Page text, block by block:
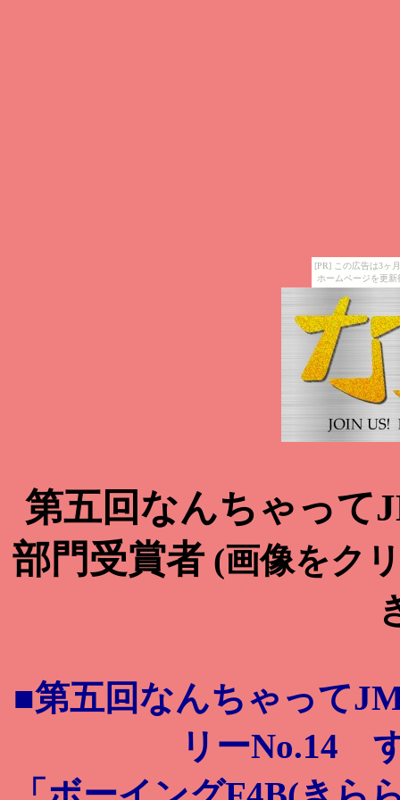
[PR] この広告は3ヶ
ホームページを更
第五回なんちゃっ
部門受賞者(画像をク
■第五回なんちゃって
リーNo.14